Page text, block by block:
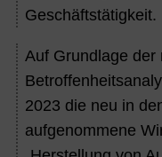
Geschäftstätigkeit.
Auf Grundlage der
2023 die neu in
aufgenommene